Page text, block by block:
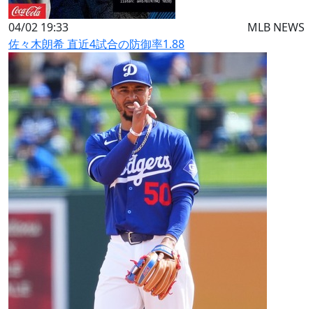
04/02 19:33
MLB NEWS
佐々木朗希 直近4試合の防御率1.88